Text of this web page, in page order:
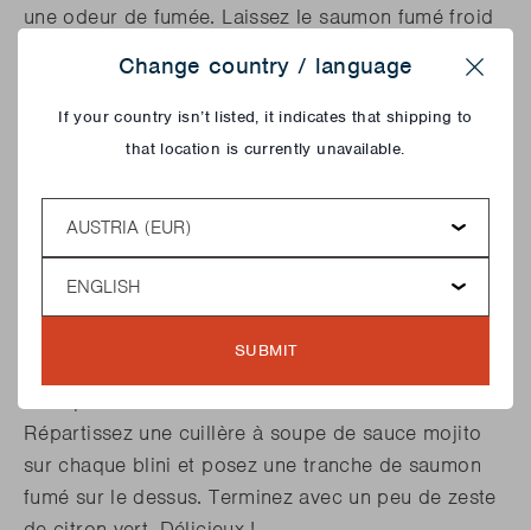
une odeur de fumée. Laissez le saumon fumé froid
Après cela, il est enfin temps de déguster le
saumon fumé ! Bien sûr, vous êtes entièrement libre
façon mojito !Pour ce faire, mettez 10 cl de crème
Répartissez une cuillère à soupe de sauce mojito
sur chaque blini et posez une tranche de saumon
fumé sur le dessus. Terminez avec un peu de zeste
Change country / language
If your country isn’t listed, it indicates that shipping to
that location is currently unavailable.
Country
Language
SUBMIT